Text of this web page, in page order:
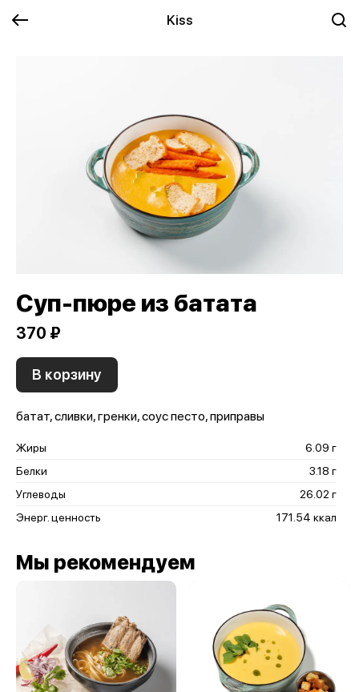
Kiss
Суп-пюре из батата
370 ₽
В корзину
батат, сливки, гренки, соус песто, приправы
Жиры
6.09 г
Белки
3.18 г
Углеводы
26.02 г
Энерг. ценность
171.54 ккал
Мы рекомендуем